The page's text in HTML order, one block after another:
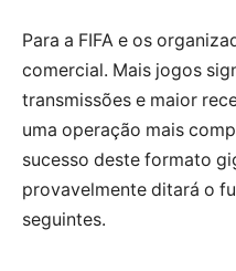
Para a FIFA e os
comercial. Mais jogos
transmissões e maior
uma operação mais
sucesso deste formato
provavelmente ditará o
seguintes.